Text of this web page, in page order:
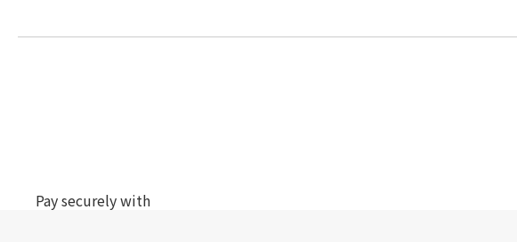
Pay securely with